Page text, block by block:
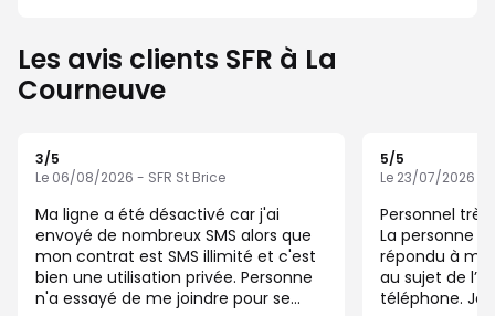
Les avis clients SFR à La
Courneuve
3/5
Le 06/08/2026 - SFR St Brice
Ma ligne a été désactivé car j'ai
envoyé de nombreux SMS alors que
mon contrat est SMS illimité et c'est
bien une utilisation privée. Personne
n'a essayé de me joindre pour se
5/5
Le 23/07/2026 -
Personnel
La personne ,
répondu à
au sujet de
téléphone. Je